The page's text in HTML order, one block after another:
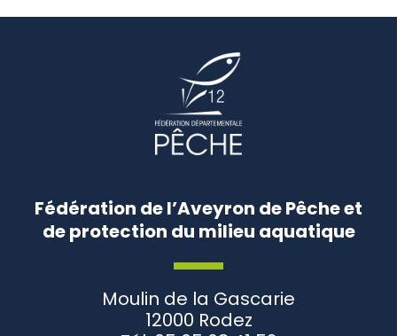
Fédération de l’Aveyron de Pêche et
de protection du milieu aquatique
Moulin de la Gascarie
12000 Rodez